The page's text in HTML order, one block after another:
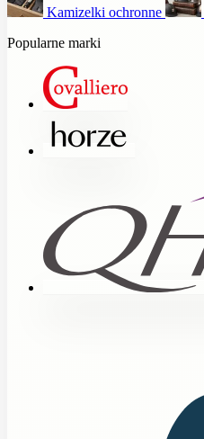
Kamizelki ochronne
Popularne marki